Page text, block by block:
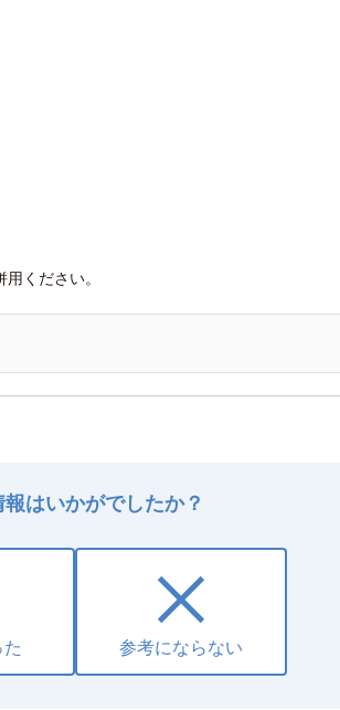
ください。
報はいかがでしたか？
参考にならない